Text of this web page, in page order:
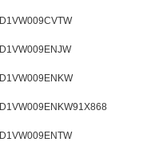
D1VW009CVTW
D1VW009ENJW
D1VW009ENKW
D1VW009ENKW91X868
D1VW009ENTW